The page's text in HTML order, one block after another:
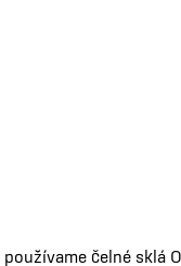
čelné sklá